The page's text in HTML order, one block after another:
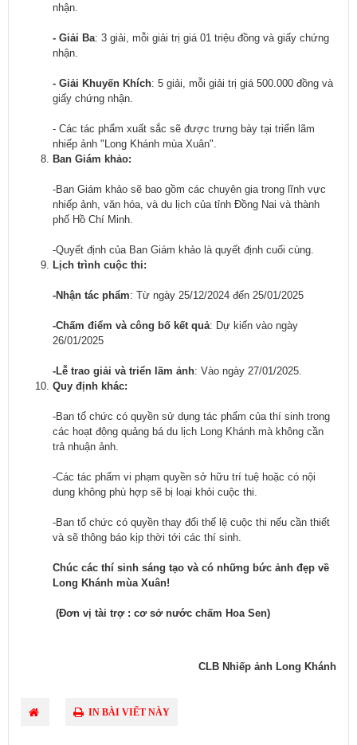
nhận.
- Giải Ba: 3 giải, mỗi giải trị giá 01 triệu đồng và giấy chứng
nhận.
- Giải Khuyến Khích: 5 giải, mỗi giải trị giá 500.000 đồng và
giấy chứng nhận.
- Các tác phẩm xuất sắc sẽ được trưng bày tại triển lãm
nhiếp ảnh "Long Khánh mùa Xuân".
Ban Giám khảo:
-Ban Giám khảo sẽ bao gồm các chuyên gia trong lĩnh vực
nhiếp ảnh, văn hóa, và du lịch của tỉnh Đồng Nai và thành
phố Hồ Chí Minh.
-Quyết định của Ban Giám khảo là quyết định cuối cùng.
Lịch trình cuộc thi:
-Nhận tác phẩm: Từ ngày 25/12/2024 đến 25/01/2025
-Chấm điểm và công bố kết quả: Dự kiến vào ngày
26/01/2025
-Lễ trao giải và triển lãm ảnh: Vào ngày 27/01/2025.
Quy định khác:
-Ban tổ chức có quyền sử dụng tác phẩm của thí sinh trong
các hoạt động quảng bá du lịch Long Khánh mà không cần
trả nhuận ảnh.
-Các tác phẩm vi phạm quyền sở hữu trí tuệ hoặc có nội
dung không phù hợp sẽ bị loại khỏi cuộc thi.
-Ban tổ chức có quyền thay đổi thể lệ cuộc thi nếu cần thiết
và sẽ thông báo kịp thời tới các thí sinh.
Chúc các thí sinh sáng tạo và có những bức ảnh đẹp về
Long Khánh mùa Xuân!
(Đơn vị tài trợ : cơ sở nước chấm Hoa Sen)
CLB Nhiếp ảnh Long Khánh
IN BÀI VIẾT NÀY